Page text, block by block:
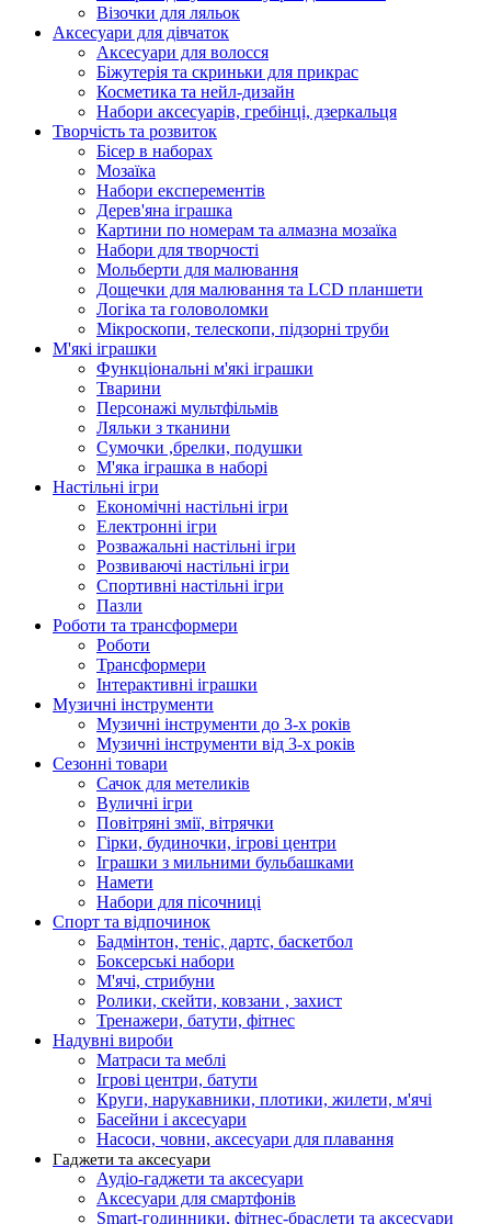
Візочки для ляльок
Аксесуари для дівчаток
Аксесуари для волосся
Біжутерія та скриньки для прикрас
Косметика та нейл-дизайн
Набори аксесуарів, гребінці, дзеркальця
Творчість та розвиток
Бісер в наборах
Мозаїка
Набори експерементів
Дерев'яна іграшка
Картини по номерам та алмазна мозаїка
Набори для творчості
Мольберти для малювання
Дощечки для малювання та LCD планшети
Логіка та головоломки
Мікроскопи, телескопи, підзорні труби
М'які іграшки
Функціональні м'які іграшки
Тварини
Персонажі мультфільмів
Ляльки з тканини
Сумочки ,брелки, подушки
М'яка іграшка в наборі
Настільні ігри
Економічні настільні ігри
Електронні ігри
Розважальні настільні ігри
Розвиваючі настільні ігри
Спортивні настільні ігри
Пазли
Роботи та трансформери
Роботи
Трансформери
Інтерактивні іграшки
Музичні інструменти
Музичні інструменти до 3-х років
Музичні інструменти від 3-х років
Сезонні товари
Сачок для метеликів
Вуличні ігри
Повітряні змії, вітрячки
Гірки, будиночки, ігрові центри
Іграшки з мильними бульбашками
Намети
Набори для пісочниці
Спорт та відпочинок
Бадмінтон, теніс, дартс, баскетбол
Боксерські набори
М'ячі, стрибуни
Ролики, скейти, ковзани , захист
Тренажери, батути, фітнес
Надувні вироби
Матраси та меблі
Ігрові центри, батути
Круги, нарукавники, плотики, жилети, м'ячі
Басейни і аксесуари
Насоси, човни, аксесуари для плавання
Гаджети та аксесуари
Аудіо-гаджети та аксесуари
Аксесуари для смартфонів
Smart-годинники, фітнес-браслети та аксесуари